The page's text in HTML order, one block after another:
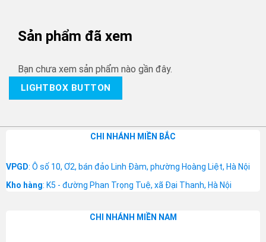
Sản phẩm đã xem
Bạn chưa xem sản phẩm nào gần đây.
LIGHTBOX BUTTON
CHI NHÁNH MIỀN BẮC
VPGD: Ô số 10, Ơ2, bán đảo Linh Đàm, phường Hoàng Liệt, Hà Nội
Kho hàng: K5 - đường Phan Trọng Tuệ, xã Đại Thanh, Hà Nội
CHI NHÁNH MIỀN NAM